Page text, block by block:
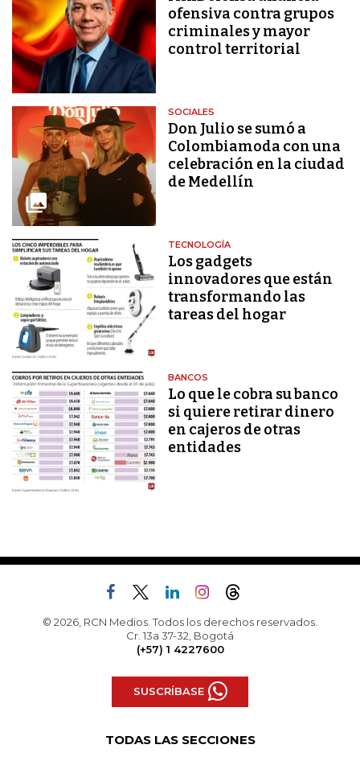
ofensiva contra grupos
criminales y mayor
control territorial
SOCIALES
Don Julio se sumó a
Colombiamoda con una
celebración en la ciudad
de Medellín
TECNOLOGÍA
Los gadgets
innovadores que están
transformando las
tareas del hogar
BANCOS
Lo que le cobra su banco
si quiere retirar dinero
en cajeros de otras
entidades
© 2026, RCN Medios. Todos los derechos reservados.
Cr. 13a 37-32, Bogotá
(+57) 1 4227600
SUSCRÍBASE
TODAS LAS SECCIONES